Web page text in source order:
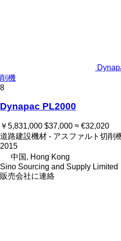
削機
8
Dynapac PL2000
￥5,831,000 $37,000 ≈ €32,020
道路建設機材 - アスファルト切削
2015
中国, Hong Kong
Sino Sourcing and Supply Limited
販売会社に連絡